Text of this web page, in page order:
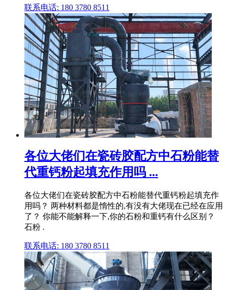
联系电话: 180 3780 8511
各位大佬们在瓷砖胶配方中石粉能替
代重钙粉起填充作用吗 ...
各位大佬们在瓷砖胶配方中石粉能替代重钙粉起填充作
用吗？ 两种材料都是惰性的,有没有大佬现在已经在应用
了？ 你能不能解释一下,你的石粉和重钙有什么区别？
石粉 .
联系电话: 180 3780 8511